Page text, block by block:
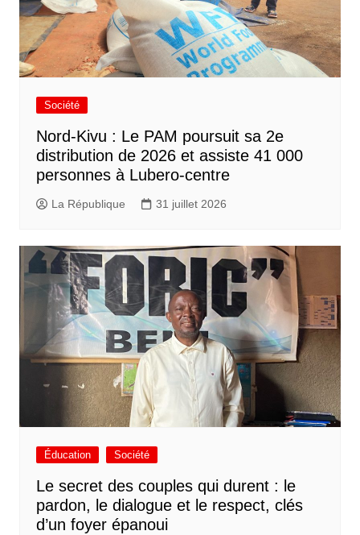
Société
Nord-Kivu : Le PAM poursuit sa 2e
distribution de 2026 et assiste 41 000
personnes à Lubero-centre
La République 31 juillet 2026
Éducation Société
Le secret des couples qui durent : le
pardon, le dialogue et le respect, clés
d’un foyer épanoui